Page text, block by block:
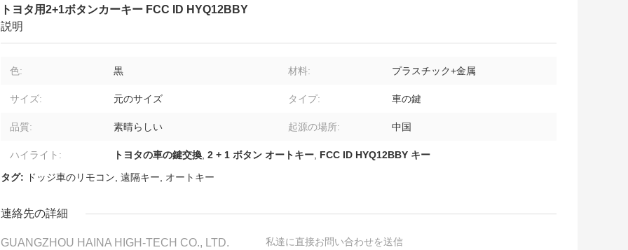
トヨタ用2+1ボタンカーキー FCC ID HYQ12BBY
説明
色: 黒 材料: プラスチック+金属
サイズ: 元のサイズ タイプ: 車の鍵
品質: 素晴らしい 起源の場所: 中国
ハイライト: トヨタの車の鍵交換, 2 + 1 ボタン オートキー, FCC ID HYQ12BBY キー
タグ:
ドッジ車のリモコン, 遠隔キー, オートキー
連絡先の詳細
GUANGZHOU HAINA HIGH-TECH CO., LTD. 私達に直接お問い合わせを送信